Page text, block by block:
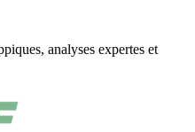
analyses expertes et